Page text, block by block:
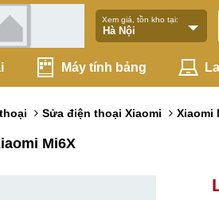
Xem giá, tồn kho tại:
Máy tính bảng
Sửa điện thoại Xiaomi Xiaomi
Mi6X